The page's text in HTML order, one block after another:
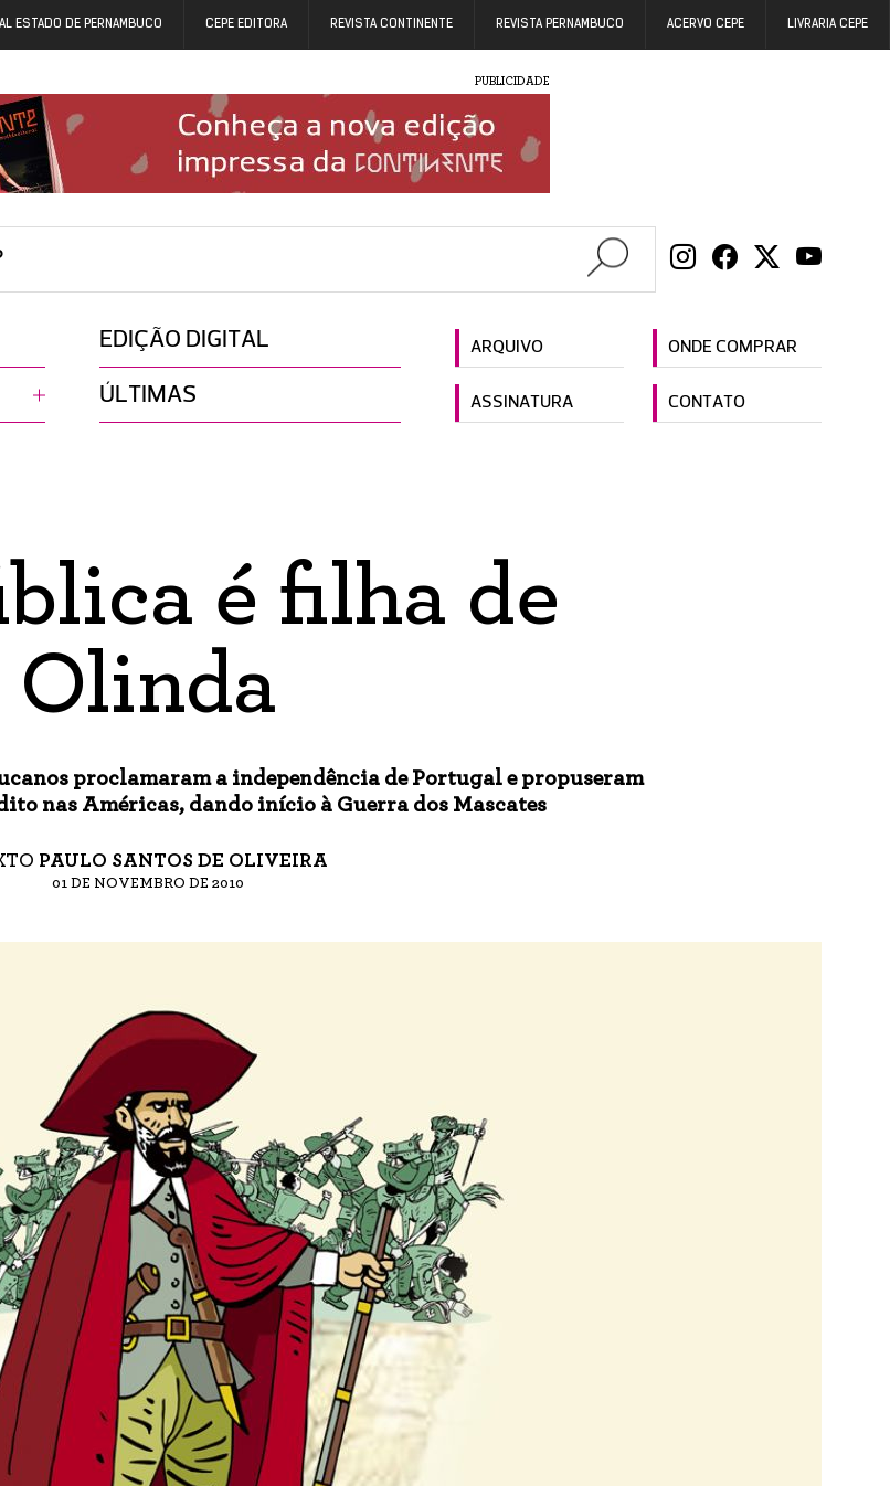
ESTADO DE PERNAMBUCO CEPE EDITORA REVISTA CONTINENTE REVISTA PERNAMBUCO ACERVO CEPE LIVRARIA CEPE
PUBLICIDADE
EDIÇÃO DIGITAL ARQUIVO ONDE COMPRAR
ÚLTIMAS ASSINATURA CONTATO
é filha de
Olinda
proclamaram a independência de Portugal e propuseram
nas Américas, dando início à Guerra dos Mascates
PAULO SANTOS DE OLIVEIRA
01 DE NOVEMBRO DE 2010